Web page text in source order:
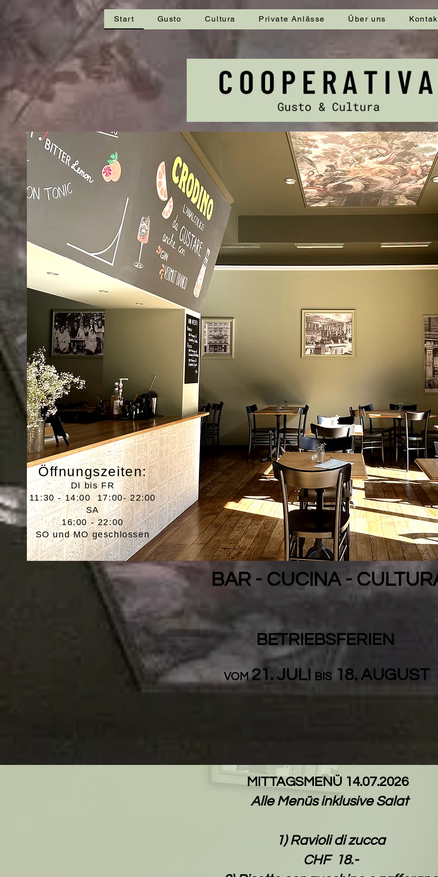
Start Gusto Cultura Private Anlässe Über uns
BAR - CUCINA -
Öffnungszeiten:
DI bis FR
11:30 - 14:00 17:00- 22:00
SA
16:00 - 22:00
SO und MO geschlossen
BETRIEBSFERIEN
VOM21. JULI BIS 18. AUGUST
MITTAGSMENÜ 14.07.2026
Alle Menüs inklusive Salat
1) Ravioli di zucca
CHF 18.-